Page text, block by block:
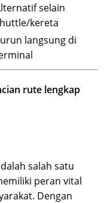
selain
kereta
langsung di
rute lengkap
salah satu
peran vital
Dengan